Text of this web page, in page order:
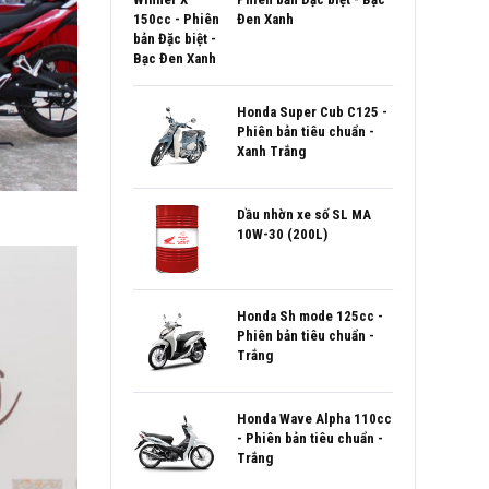
Đen Xanh
Honda Super Cub C125 -
Phiên bản tiêu chuẩn -
Xanh Trắng
Dầu nhờn xe số SL MA
10W-30 (200L)
Honda Sh mode 125cc -
Phiên bản tiêu chuẩn -
Trắng
Honda Wave Alpha 110cc
- Phiên bản tiêu chuẩn -
Trắng